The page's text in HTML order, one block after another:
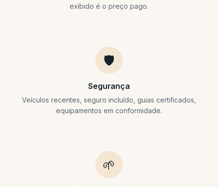
exibido é o preço pago.
🛡️
Segurança
Veículos recentes, seguro incluído, guias certificados,
equipamentos em conformidade.
🌱